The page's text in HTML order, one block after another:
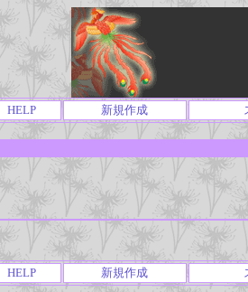
HELP 新規作成
HELP 新規作成